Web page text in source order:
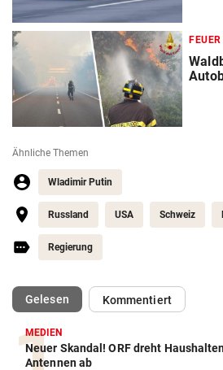
Ähnliche Themen
Wladimir Putin
Russland USA Schweiz
Regierung
Gelesen(ausgewählt)Kommentiert
MEDIEN
Neuer Skandal! ORF dreht
Antennen ab